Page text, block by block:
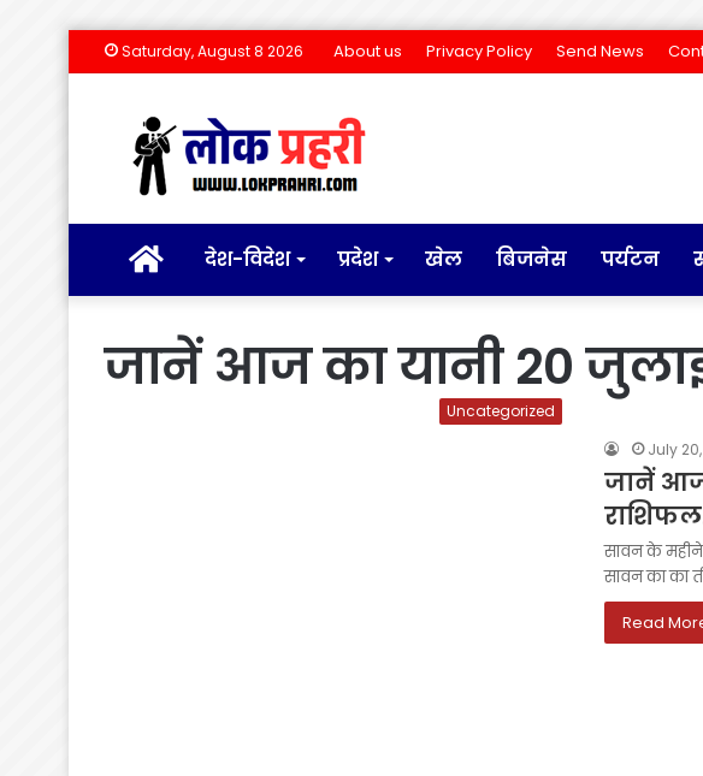
Saturday, August 8 2026 About us Privacy Policy Send News
होम देश-विदेश प्रदेश खेल बिजनेस पर्यटन
जानें आज का यानी 20
Uncategorized
July
जानें आज
सावन के महीने
सावन का का
Read